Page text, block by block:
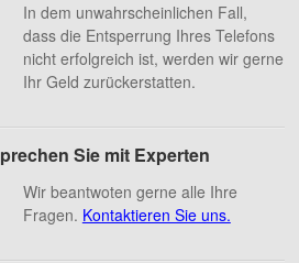
In dem unwahrscheinlichen Fall,
dass die Entsperrung Ihres Telefons
nicht erfolgreich ist, werden wir gerne
Ihr Geld zurückerstatten.
Sie mit Experten
Wir beantwoten gerne alle Ihre
Fragen. Kontaktieren Sie uns.